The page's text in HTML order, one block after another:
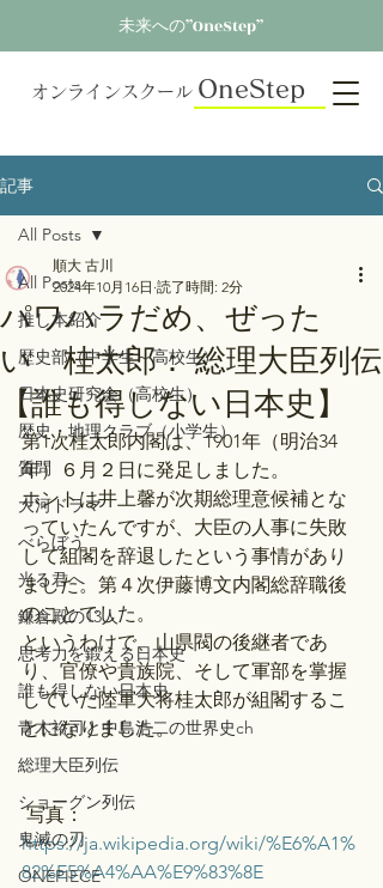
未来への”OneStep”
オンラインスクール OneStep
記事
All Posts
推し本紹介
歴史部（中学生～高校生）
日本史研究会（高校生）
歴史・地理クラブ（小学生）
質問
大河ドラマ
べらぼう
光る君へ
鎌倉殿の13人
思考力を鍛える日本史
誰も得しない日本史
青木裕司と中島浩二の世界史ch
総理大臣列伝
ショーグン列伝
鬼滅の刃
ONEPIECE
All Posts
パワハラだめ、ぜった
い 桂太郎： 総理大臣列伝
【誰も得しない日本史】
順大 古川
2024年10月16日 読了時間: 2分
第1次桂太郎内閣は、1901年（明治34
年）６月２日に発足しました。
ホントは井上馨が次期総理意候補とな
っていたんですが、大臣の人事に失敗
して組閣を辞退したという事情があり
ました。第４次伊藤博文内閣総辞職後
のことでした。
というわけで、山県閥の後継者であ
り、官僚や貴族院、そして軍部を掌握
していた陸軍大将桂太郎が組閣するこ
とになりました。
写真：
https://ja.wikipedia.org/wiki/%E6%A1%
82%E5%A4%AA%E9%83%8E